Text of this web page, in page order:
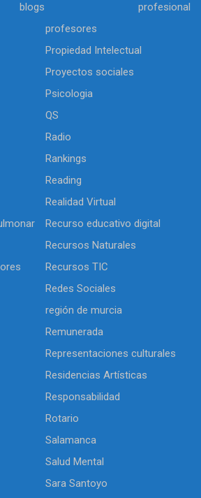
blogs
profesional
profesores
Propiedad Intelectual
Proyectos sociales
Psicologia
QS
Radio
Rankings
Reading
Realidad Virtual
Recurso educativo digital
Recursos Naturales
Recursos TIC
Redes Sociales
región de murcia
Remunerada
Representaciones culturales
Residencias Artísticas
Responsabilidad
Rotario
Salamanca
Salud Mental
Sara Santoyo